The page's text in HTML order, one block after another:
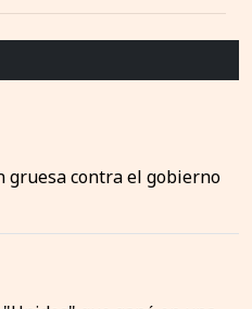
gruesa contra el gobierno